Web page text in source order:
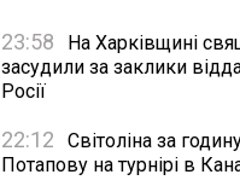
23:58
На Харківщині
засудили за заклики
Росії
22:12
Світоліна за
Потапову на турнірі в